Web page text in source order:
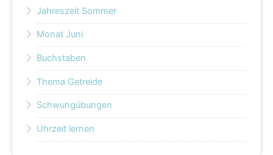
Jahreszeit Sommer
Monat Juni
Buchstaben
Thema Getreide
Schwungübungen
Uhrzeit lernen